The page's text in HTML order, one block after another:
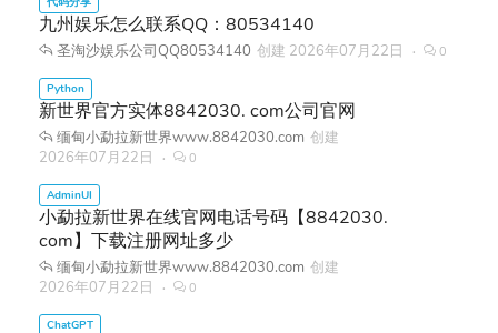
九州娱乐怎么联系QQ：80534140
圣淘沙娱乐公司QQ80534140 创建 2026年07月22日 0
新世界官方实体8842030. com公司官网
缅甸小勐拉新世界www.8842030.com 创建
2026年07月22日
0
小勐拉新世界在线官网电话号码【8842030.
com】下载注册网址多少
缅甸小勐拉新世界www.8842030.com 创建
2026年07月22日
0